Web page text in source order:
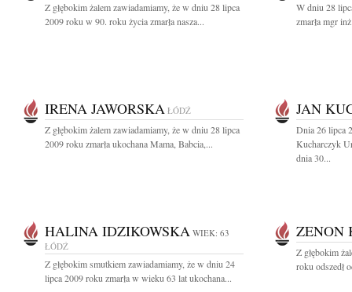
Z głębokim żalem zawiadamiamy, że w dniu 28 lipca
2009 roku w 90. roku życia zmarła nasza...
W dniu 28
zmarła mgr
IRENA JAWORSKA ŁÓDŹ
Z głębokim żalem zawiadamiamy, że w dniu 28 lipca
2009 roku zmarła ukochana Mama, Babcia,...
JAN
Dnia 26 lipca
Kucharczyk
dnia 30...
HALINA IDZIKOWSKA WIEK: 63
ŁÓDŹ
Z głębokim smutkiem zawiadamiamy, że w dniu 24
lipca 2009 roku zmarła w wieku 63 lat ukochana...
ZENON
Z głębokim
roku odszedł